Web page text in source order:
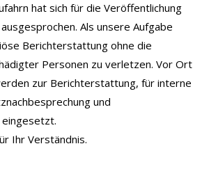
hat sich für die Veröffentlichung
Als unsere Aufgabe
Berichterstattung ohne die
Personen zu verletzen. Vor Ort
zur Berichterstattung, für interne
und
eingesetzt.
Ihr Verständnis.